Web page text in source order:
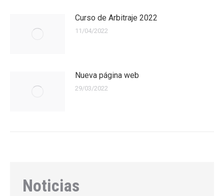
Curso de Arbitraje 2022
11/04/2022
Nueva página web
29/03/2022
Noticias